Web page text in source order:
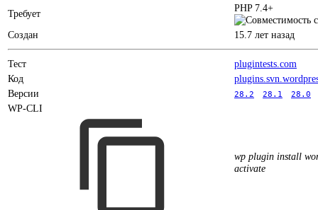
Требует
PHP 7.4+
Создан 15.7 лет назад
Тест
plugintests.com
Код
Версии
28.2 28.1 28.0
WP-CLI
wp plugin install
activate